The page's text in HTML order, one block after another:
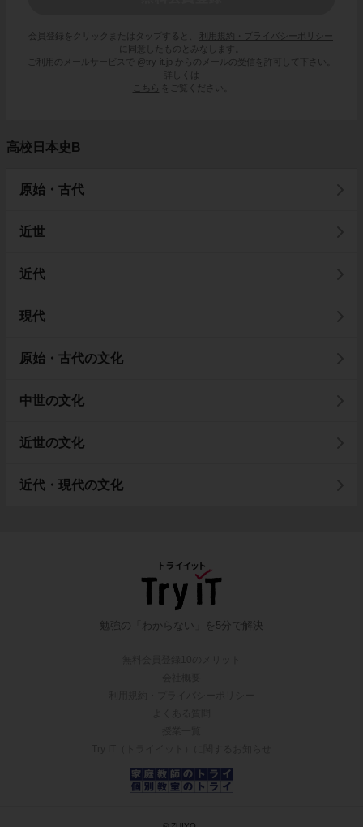
会員登録をクリックまたはタップすると、
利用規約・プライバシーポリシー
に同意したものとみなします。
ご利用のメールサービスで @try-it.jp からのメールの受信を許可して下さい。
詳しくは
こちら
をご覧ください。
高校日本史B
原始・古代
近世
近代
現代
原始・古代の文化
中世の文化
近世の文化
近代・現代の文化
勉強の「わからない」を5分で解決